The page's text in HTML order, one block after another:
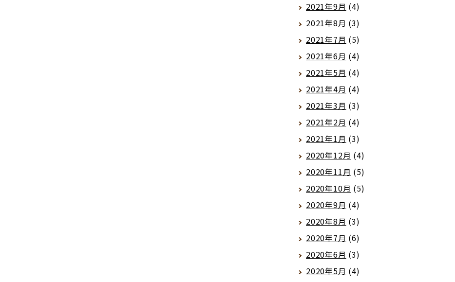
2021年9月 (4)
2021年8月 (3)
2021年7月 (5)
2021年6月 (4)
2021年5月 (4)
2021年4月 (4)
2021年3月 (3)
2021年2月 (4)
2021年1月 (3)
2020年12月 (4)
2020年11月 (5)
2020年10月 (5)
2020年9月 (4)
2020年8月 (3)
2020年7月 (6)
2020年6月 (3)
2020年5月 (4)